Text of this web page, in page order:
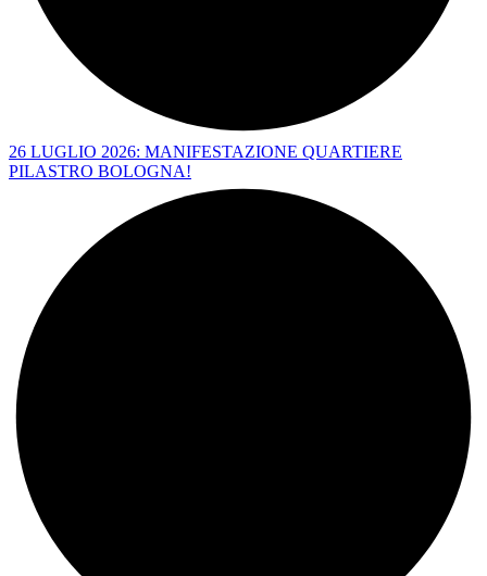
26 LUGLIO 2026: MANIFESTAZIONE QUARTIERE
PILASTRO BOLOGNA!